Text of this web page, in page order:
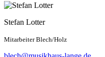
Stefan Lotter
Mitarbeiter Blech/Holz